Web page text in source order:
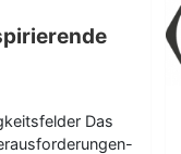
Das